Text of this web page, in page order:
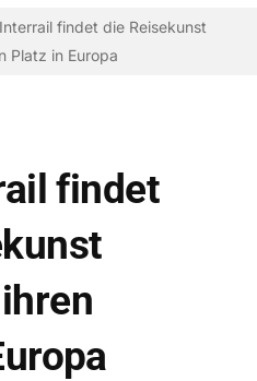
findet die Reisekunst
Platz in Europa
findet